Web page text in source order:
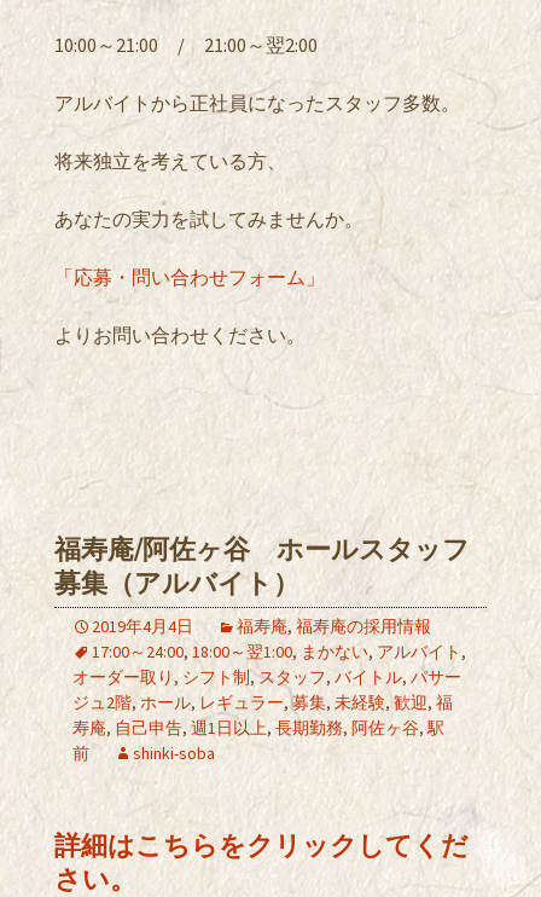
10:00～21:00 / 21:00～翌2:00
アルバイトから正社員になったスタッフ多数。
将来独立を考えている方、
あなたの実力を試してみませんか。
「応募・問い合わせフォーム」
よりお問い合わせください。
福寿庵/阿佐ヶ谷 ホールスタッフ
募集（アルバイト）
2019年4月4日 福寿庵, 福寿庵の採用情報
17:00～24:00, 18:00～翌1:00, まかない, アルバイト ,
オーダー取り, シフト制,スタッフ,バイトル, パサー
ジュ2階,ホール, レギュラー,募集, 未経験, 歓迎, 福
寿庵, 自己申告, 週1日以上,長期勤務, 阿佐ヶ谷,駅
前
shinki-soba
詳細はこちらをクリックしてくだ
さい。